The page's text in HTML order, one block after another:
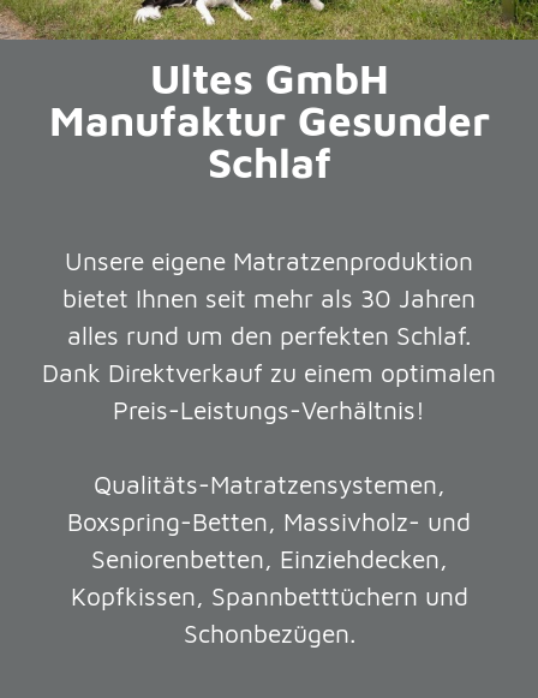
Ultes GmbH
Manufaktur Gesunder
Schlaf
Unsere eigene Matratzenproduktion
bietet Ihnen seit mehr als 30 Jahren
alles rund um den perfekten Schlaf.
Dank Direktverkauf zu einem optimalen
Preis-Leistungs-Verhältnis!
Qualitäts-Matratzensystemen,
Boxspring-Betten, Massivholz- und
Seniorenbetten, Einziehdecken,
Kopfkissen, Spannbetttüchern und
Schonbezügen.